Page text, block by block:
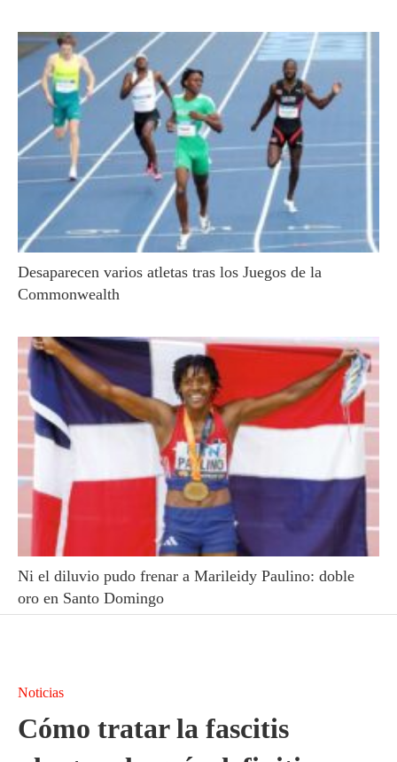
Desaparecen varios atletas tras los Juegos de la
Commonwealth
Ni el diluvio pudo frenar a Marileidy Paulino: doble
oro en Santo Domingo